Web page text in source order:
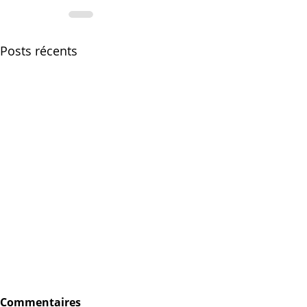
Posts récents
Commentaires